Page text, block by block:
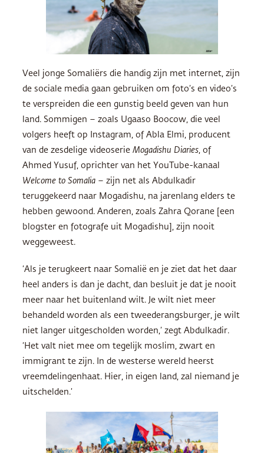
Veel jonge Somaliërs die handig zijn met internet, zijn
de sociale media gaan gebruiken om foto’s en video’s
te verspreiden die een gunstig beeld geven van hun
land. Sommigen – zoals Ugaaso Boocow, die veel
volgers heeft op Instagram, of Abla Elmi, producent
van de zesdelige videoserie Mogadishu Diaries, of
Ahmed Yusuf, oprichter van het YouTube-kanaal
Welcome to Somalia – zijn net als Abdulkadir
teruggekeerd naar Mogadishu, na jarenlang elders te
hebben gewoond. Anderen, zoals Zahra Qorane [een
blogster en fotografe uit Mogadishu], zijn nooit
weggeweest.
‘Als je terugkeert naar Somalië en je ziet dat het daar
heel anders is dan je dacht, dan besluit je dat je nooit
meer naar het buitenland wilt. Je wilt niet meer
behandeld worden als een tweederangsburger, je wilt
niet langer uitgescholden worden,’ zegt Abdulkadir.
‘Het valt niet mee om tegelijk moslim, zwart en
immigrant te zijn. In de westerse wereld heerst
vreemdelingenhaat. Hier, in eigen land, zal niemand je
uitschelden.’